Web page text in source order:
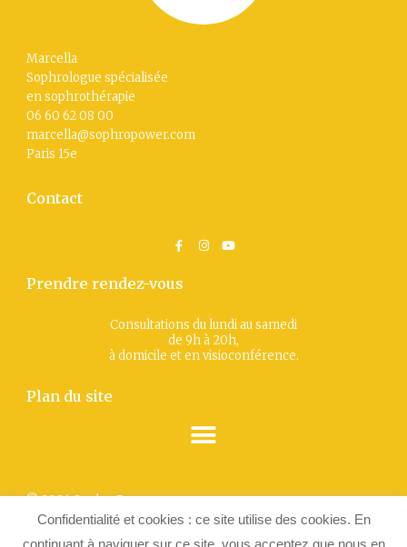
Marcella
Sophrologue spécialisée
en sophrothérapie
06 60 62 08 00
marcella@sophropower.com
Paris 15e
Contact
Prendre rendez-vous
Consultations du lundi au samedi
de 9h à 20h,
à domicile et en visioconférence.
Plan du site
© 2026 SophroPower
Illustrations et logo : Laura Penez
Politique de confidentialité
Confidentialité et cookies : ce site utilise des cookies. En
continuant à naviguer sur ce site, vous acceptez que nous en